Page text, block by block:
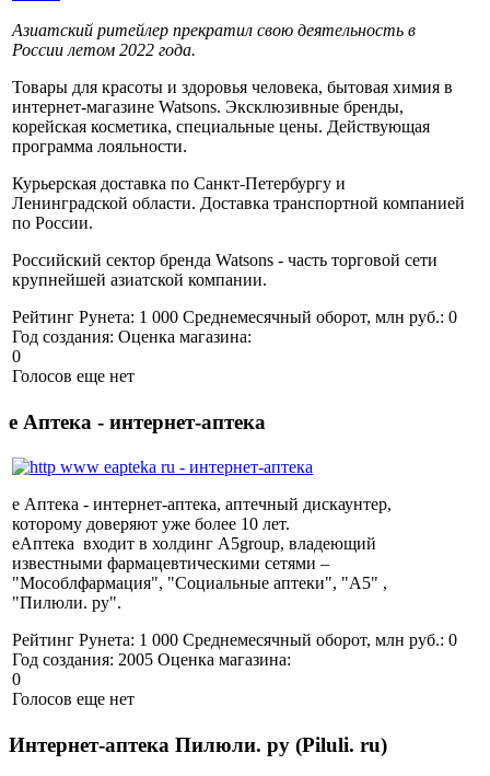
Азиатский ритейлер прекратил свою деятельность в
России летом 2022 года.
Товары для красоты и здоровья человека, бытовая химия в
интернет-магазине Watsons. Эксклюзивные бренды,
корейская косметика, специальные цены. Действующая
программа лояльности.
Курьерская доставка по Санкт-Петербургу и
Ленинградской области. Доставка транспортной компанией
по России.
Российский сектор бренда Watsons - часть торговой сети
крупнейшей азиатской компании.
Рейтинг Рунета: 1 000 Среднемесячный оборот, млн руб.: 0
Год создания: Оценка магазина:
0
Голосов еще нет
е Аптека - интернет-аптека
е Аптека - интернет-аптека, аптечный дискаунтер,
которому доверяют уже более 10 лет.
еАптека входит в холдинг A5group, владеющий
известными фармацевтическими сетями –
"Мособлфармация", "Социальные аптеки", "А5" ,
"Пилюли. ру".
Рейтинг Рунета: 1 000 Среднемесячный оборот, млн руб.: 0
Год создания: 2005 Оценка магазина:
0
Голосов еще нет
Интернет-аптека Пилюли. ру (Piluli. ru)